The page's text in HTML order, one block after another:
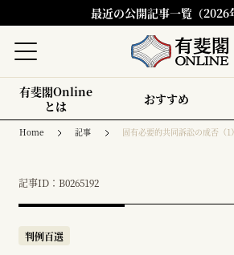
最近の公開記事一覧（2026
有斐閣Online
とは
おすすめ
Home 記事 固有必要的共同訴訟の成否（1）
記事ID：B0265192
判例百選